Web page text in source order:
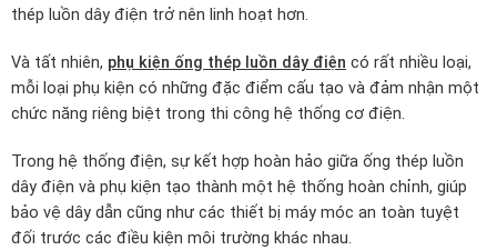
thép luồn dây điện trở nên linh hoạt hơn.
Và tất nhiên, phụ kiện ống thép luồn dây điện có rất nhiều loại,
mỗi loại phụ kiện có những đặc điểm cấu tạo và đảm nhận một
chức năng riêng biệt trong thi công hệ thống cơ điện.
Trong hệ thống điện, sự kết hợp hoàn hảo giữa ống thép luồn
dây điện và phụ kiện tạo thành một hệ thống hoàn chỉnh, giúp
bảo vệ dây dẫn cũng như các thiết bị máy móc an toàn tuyệt
đối trước các điều kiện môi trường khác nhau.